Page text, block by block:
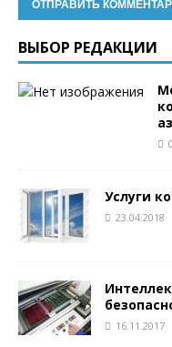
ВЫБОР РЕДАКЦИИ
Услуги
23.04.2018
16.11.2017